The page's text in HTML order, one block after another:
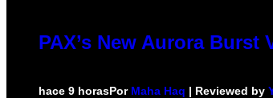
PAX’s New Aurora Burst
hace 9 horasPor Maha Haq | Reviewed by